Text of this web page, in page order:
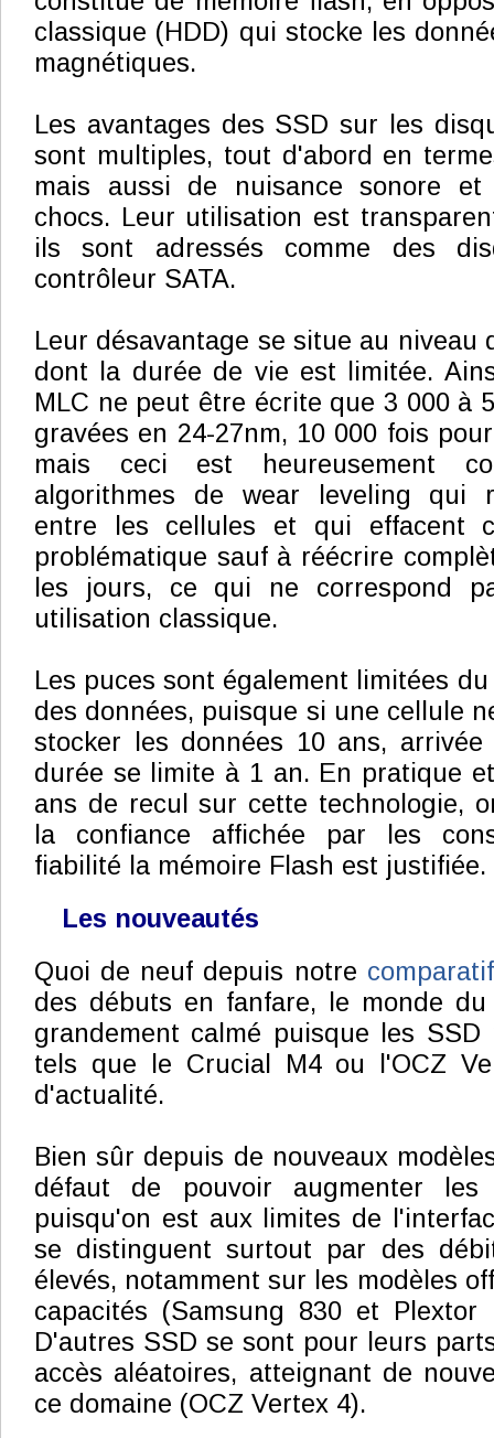
classique (HDD) qui stocke les
magnétiques.
Les avantages des SSD sur les
sont multiples, tout d'abord en
mais aussi de nuisance sonore
chocs. Leur utilisation est
ils sont adressés comme des
contrôleur SATA.
Leur désavantage se situe au niveau
dont la durée de vie est limitée.
MLC ne peut être écrite que 3 000 à
gravées en 24-27nm, 10 000 fois
mais ceci est heureusement
algorithmes de wear leveling qui
entre les cellules et qui effacent
problématique sauf à réécrire
les jours, ce qui ne correspond
utilisation classique.
Les puces sont également limitées
des données, puisque si une cellule
stocker les données 10 ans,
durée se limite à 1 an. En pratique
ans de recul sur cette technologie,
la confiance affichée par les
fiabilité la mémoire Flash est justifiée.
Les nouveautés
Quoi de neuf depuis notre
des débuts en fanfare, le monde
grandement calmé puisque les SSD
tels que le Crucial M4 ou l'OCZ
d'actualité.
Bien sûr depuis de nouveaux
défaut de pouvoir augmenter
puisqu'on est aux limites de
se distinguent surtout par des
élevés, notamment sur les modèles
capacités (Samsung 830 et Plextor
D'autres SSD se sont pour leurs
accès aléatoires, atteignant de
ce domaine (OCZ Vertex 4).